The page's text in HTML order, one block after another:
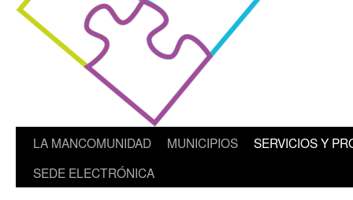
LA MANCOMUNIDAD MUNICIPIOS
SERVICIOS Y
SEDE ELECTRÓNICA